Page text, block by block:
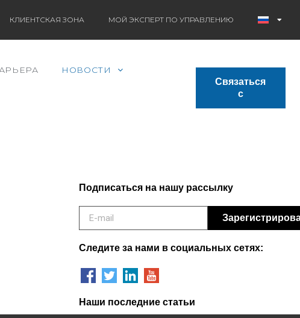
КЛИЕНТСКАЯ ЗОНА МОЙ ЭКСПЕРТ ПО УПРАВЛЕНИЮ
НОВОСТИ
Связаться
с
Подписаться на нашу рассылку
Следите за нами в социальных сетях:
Наши последние статьи